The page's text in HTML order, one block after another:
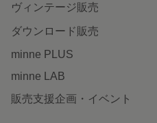
ヴィンテージ販売
ダウンロード販売
minne PLUS
minne LAB
販売支援企画・イベント